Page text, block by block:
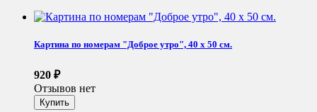
Картина по номерам "Доброе утро", 40 x 50 см.
920 ₽
Отзывов нет